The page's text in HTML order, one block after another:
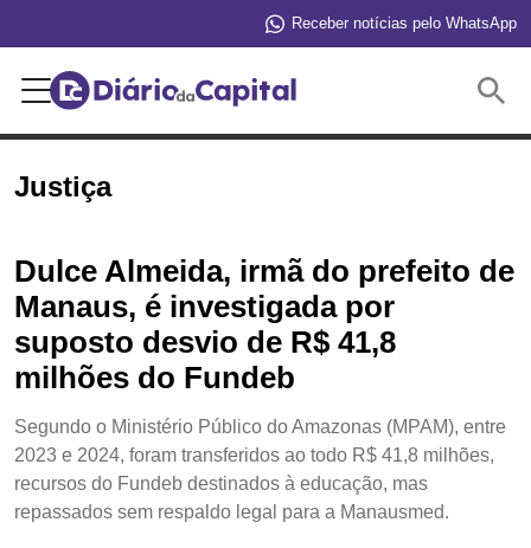
Receber notícias pelo WhatsApp
Justiça
Dulce Almeida, irmã do prefeito de
Manaus, é investigada por
suposto desvio de R$ 41,8
milhões do Fundeb
Segundo o Ministério Público do Amazonas (MPAM), entre
2023 e 2024, foram transferidos ao todo R$ 41,8 milhões,
recursos do Fundeb destinados à educação, mas
repassados sem respaldo legal para a Manausmed.